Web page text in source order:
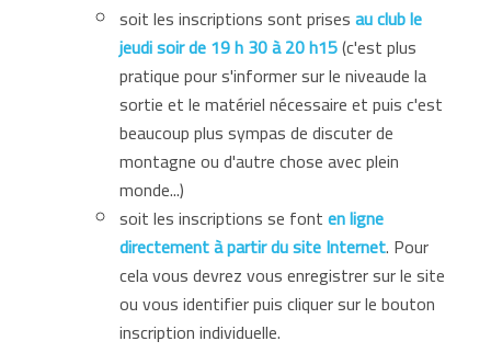
soit les inscriptions sont prisesau club le
jeudi soir de 19 h 30 à 20 h15(c'est plus
pratique pour s'informer sur le niveaude la
sortie et le matériel nécessaire et puis c'est
beaucoup plus sympas de discuter de
montagne ou d'autre chose avec plein
monde...)
soit les inscriptions se fonten ligne
directement à partir du site Internet. Pour
cela vous devrez vous enregistrer sur le site
ou vous identifier puis cliquer sur le bouton
inscription individuelle.